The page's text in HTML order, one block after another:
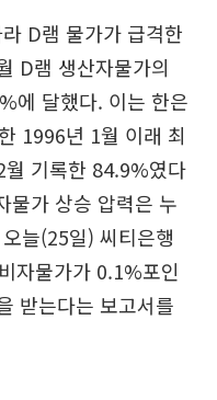
D램 물가가 급격한
D램 생산자물가의
에 달했다. 이는 한은
1996년 1월 이래 최
기록한 84.9%였다
물가 상승 압력은 누
늘(25일) 씨티은행
자물가가 0.1%포인
받는다는 보고서를